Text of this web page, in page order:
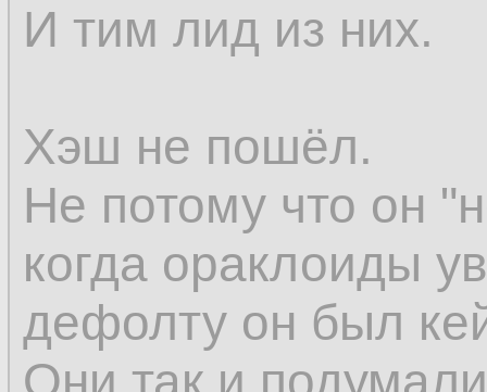
И тим лид из них.
Хэш не пошёл.
Не потому что он
когда ораклоиды
дефолту он был